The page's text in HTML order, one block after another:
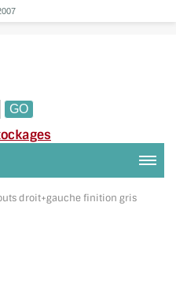
droit+gauche finition gris